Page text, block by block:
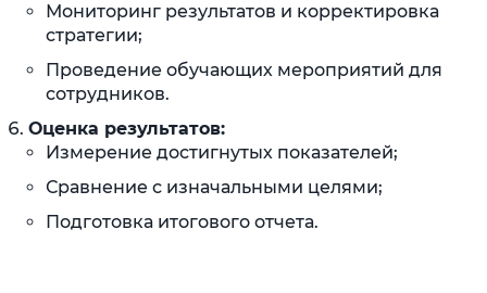
Мониторинг результатов и корректировка
стратегии;
Проведение обучающих мероприятий для
сотрудников.
Оценка результатов:
Измерение достигнутых показателей;
Сравнение с изначальными целями;
Подготовка итогового отчета.